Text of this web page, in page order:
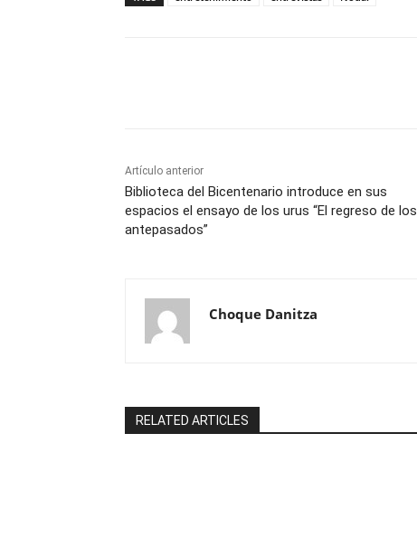
Artículo anterior
Biblioteca del Bicentenario introduce en sus
espacios el ensayo de los urus “El regreso de los
antepasados”
Choque Danitza
RELATED ARTICLES